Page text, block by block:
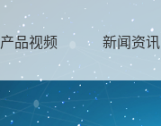
产品视频 新闻资讯